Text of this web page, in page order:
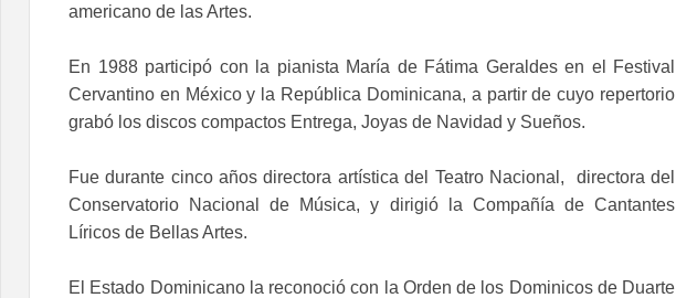
americano de las Artes.
En 1988 participó con la pianista María de Fátima Geraldes en el Festival
Cervantino en México y la República Dominicana, a partir de cuyo repertorio
grabó los discos compactos Entrega, Joyas de Navidad y Sueños.
Fue durante cinco años directora artística del Teatro Nacional, directora del
Conservatorio Nacional de Música, y dirigió la Compañía de Cantantes
Líricos de Bellas Artes.
El Estado Dominicano la reconoció con la Orden de los Dominicos de Duarte